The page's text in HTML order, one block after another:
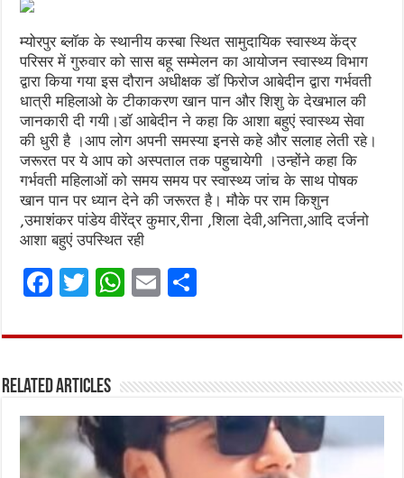
म्योरपुर ब्लॉक के स्थानीय कस्बा स्थित सामुदायिक स्वास्थ्य केंद्र
परिसर में गुरुवार को सास बहू सम्मेलन का आयोजन स्वास्थ्य विभाग
द्वारा किया गया इस दौरान अधीक्षक डॉ फिरोज आबेदीन द्वारा गर्भवती
धात्री महिलाओ के टीकाकरण खान पान और शिशु के देखभाल की
जानकारी दी गयी।डॉ आबेदीन ने कहा कि आशा बहुएं स्वास्थ्य सेवा
की धुरी है ।आप लोग अपनी समस्या इनसे कहे और सलाह लेती रहे।
जरूरत पर ये आप को अस्पताल तक पहुचायेगी ।उन्होंने कहा कि
गर्भवती महिलाओं को समय समय पर स्वास्थ्य जांच के साथ पोषक
खान पान पर ध्यान देने की जरूरत है। मौके पर राम किशुन
,उमाशंकर पांडेय वीरेंद्र कुमार,रीना ,शिला देवी,अनिता,आदि दर्जनो
आशा बहुएं उपस्थित रही
F
ce
o
o
k
T
it
r
W
at
A
p
p
E
ai ar
Related Articles